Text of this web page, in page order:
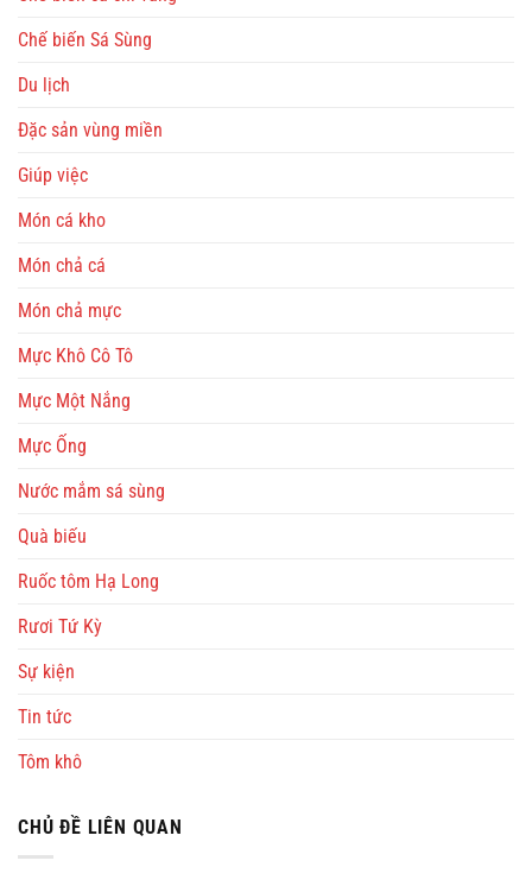
Chế biến Sá Sùng
Du lịch
Đặc sản vùng miền
Giúp việc
Món cá kho
Món chả cá
Món chả mực
Mực Khô Cô Tô
Mực Một Nắng
Mực Ống
Nước mắm sá sùng
Quà biếu
Ruốc tôm Hạ Long
Rươi Tứ Kỳ
Sự kiện
Tin tức
Tôm khô
CHỦ ĐỀ LIÊN QUAN